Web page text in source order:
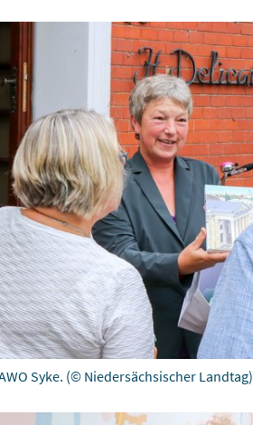
Syke. (© Niedersächsischer Landtag)